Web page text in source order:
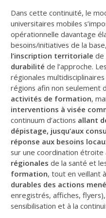
Dans cette continuité, le
universitaires mobiles
opérationnelle davantage
besoins/initiatives de la
l’inscription territoriale de
durabilitéde l’approche.
régionales
régions afin non seulement
activités de formation,
interventions à visée
continuum d’actions allant
dépistage, jusqu’aux
réponse aux besoins
sur une coordination étroite
régionales de la santé et
formation, tout en veillant
durables des actions
enregistrés, affiches,
sensibilisation et à la